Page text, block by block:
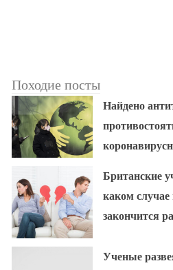
Походие посты
Найдено
Британские
каком
закончится
Ученые